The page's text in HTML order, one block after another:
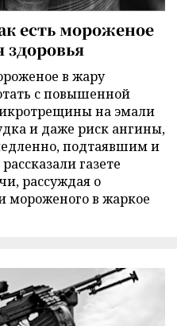
есть мороженое
здоровья
в жару
с повышенной
на эмали
и даже риск ангины,
подтаявшим и
газете
рассуждая о
мороженого в жаркое